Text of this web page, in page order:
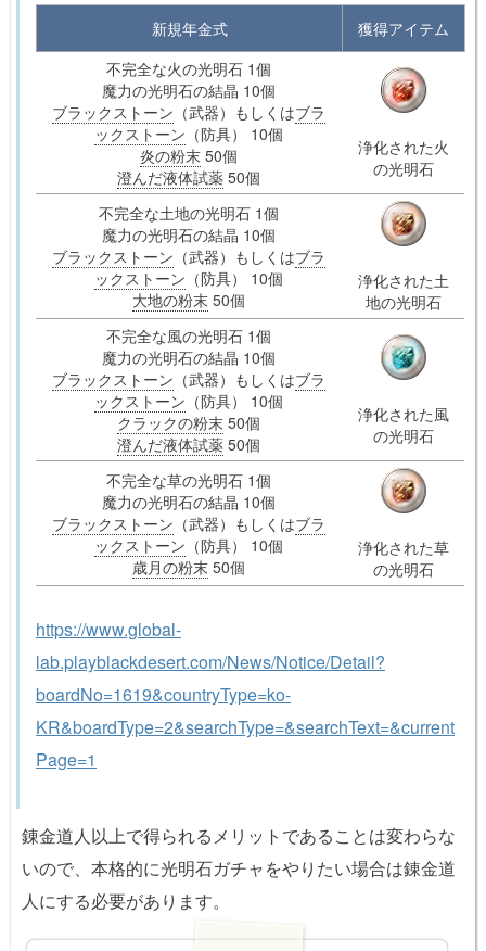
新規年金式
獲得アイテム
不完全な火の光明石 1個
魔力の光明石の結晶 10個
ブラックストーン （武器）もしくはブラ
ックストーン （防具） 10個
炎の粉末 50個
澄んだ液体試薬 50個
浄化された火
の光明石
不完全な土地の光明石 1個
魔力の光明石の結晶 10個
ブラックストーン （武器）もしくはブラ
ックストーン （防具） 10個
大地の粉末 50個
浄化された土
地の光明石
不完全な風の光明石 1個
魔力の光明石の結晶 10個
ブラックストーン （武器）もしくはブラ
ックストーン （防具） 10個
クラックの粉末 50個
澄んだ液体試薬 50個
浄化された風
の光明石
不完全な草の光明石 1個
魔力の光明石の結晶 10個
ブラックストーン （武器）もしくはブラ
ックストーン （防具） 10個
歳月の粉末 50個
浄化された草
の光明石
https://www.global-
lab.playblackdesert.com/News/Notice/Detail?
boardNo=1619&countryType=ko-
KR&boardType=2&searchType=&searchText=&current
Page=1
錬金道人以上で得られるメリットであることは変わらな
いので、本格的に光明石ガチャをやりたい場合は錬金道
人にする必要があります。